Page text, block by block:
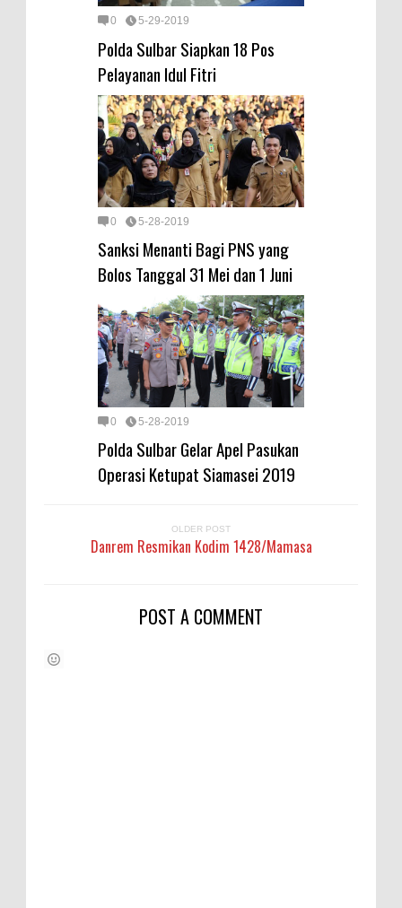
0 5-29-2019
Polda Sulbar Siapkan 18 Pos
Pelayanan Idul Fitri
0 5-28-2019
Sanksi Menanti Bagi PNS yang
Bolos Tanggal 31 Mei dan 1 Juni
0 5-28-2019
Polda Sulbar Gelar Apel Pasukan
Operasi Ketupat Siamasei 2019
OLDER POST
Danrem Resmikan Kodim 1428/Mamasa
POST A COMMENT